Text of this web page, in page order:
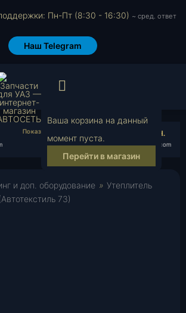
Пн-Пт (8:30 - 16:30) ~ сред. ответ
Наш Telegram
или
Ваша корзина на данный
момент пуста.
Перейти в магазин
vs***@gmail.com
и доп. оборудование » Утеплитель
73)